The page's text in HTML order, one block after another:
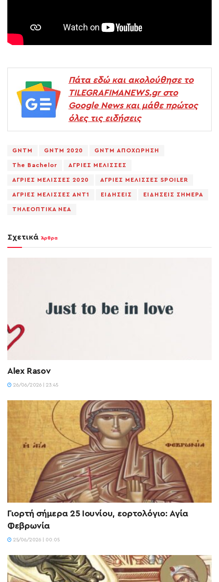
Πάτα εδώ και ακολούθησε το
TILEGRAFIMANEWS.gr στο
Google News και μάθε πρώτος
όλες τις ειδήσεις
GNTM GNTM 2020 GNTM ΑΠΟΧΩΡΗΣΗ
The Bachelor ΑΓΡΙΕΣ ΜΕΛΙΣΣΕΣ
ΑΓΡΙΕΣ ΜΕΛΙΣΣΕΣ 2020 ΑΓΡΙΕΣ ΜΕΛΙΣΣΕΣ SPOILER
ΑΓΡΙΕΣ ΜΕΛΙΣΣΕΣ ΑΝΤ1 ΕΙΔΗΣΕΙΣ ΕΙΔΗΣΕΙΣ ΣΗΜΕΡΑ
ΤΗΛΕΟΠΤΙΚΑ ΝΕΑ
Σχετικά Άρθρα
Alex Rasov
26/06/2026 | 23:45
Γιορτή σήμερα 25 Ιουνίου, εορτολόγιο: Αγία
Φεβρωνία
25/06/2026 | 00:05